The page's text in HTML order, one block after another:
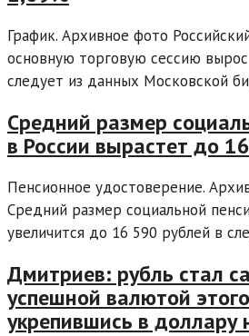
График. Архивное фото
основную торговую сессию вырос
следует из данных Московской
Средний размер
в России вырастет до
Пенсионное удостоверение.
Средний размер социальной
увеличится до 16 590 рублей в
Дмитриев: рубль стал
успешной валютой
укрепившись в доллару